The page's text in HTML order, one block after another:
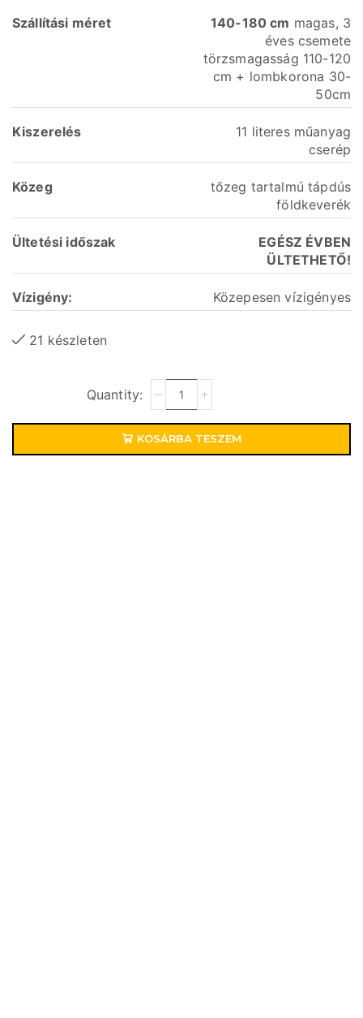
Szállítási méret 140-180 cm magas, 3
éves csemete
törzsmagasság 110-120
cm + lombkorona 30-
50cm
Kiszerelés
11 literes műanyag
cserép
Közeg
tőzeg tartalmú tápdús
földkeverék
Ültetési időszak
EGÉSZ ÉVBEN
ÜLTETHETŐ!
Vízigény: Közepesen vízigényes
21 készleten
KOSÁRBA TESZEM